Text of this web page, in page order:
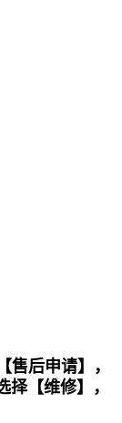
后申请】，
【维修】，